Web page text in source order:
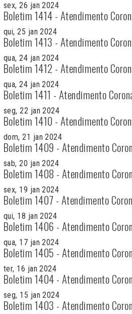
sex, 26 jan 2024
Boletim 1414 - Atendimento
qui, 25 jan 2024
Boletim 1413 - Atendimento
qua, 24 jan 2024
Boletim 1412 - Atendimento
qua, 24 jan 2024
Boletim 1411 - Atendimento
seg, 22 jan 2024
Boletim 1410 - Atendimento
dom, 21 jan 2024
Boletim 1409 - Atendimento
sab, 20 jan 2024
Boletim 1408 - Atendimento
sex, 19 jan 2024
Boletim 1407 - Atendimento
qui, 18 jan 2024
Boletim 1406 - Atendimento
qua, 17 jan 2024
Boletim 1405 - Atendimento
ter, 16 jan 2024
Boletim 1404 - Atendimento
seg, 15 jan 2024
Boletim 1403 - Atendimento